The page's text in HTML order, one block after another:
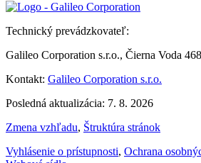
Technický prevádzkovateľ:
Galileo Corporation s.r.o., Čierna Voda
Kontakt: Galileo Corporation s.r.o.
Posledná aktualizácia: 7. 8. 2026
Zmena vzhľadu, Štruktúra stránok
Vyhlásenie o prístupnosti, Ochrana